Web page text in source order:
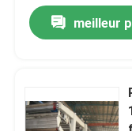
meilleur